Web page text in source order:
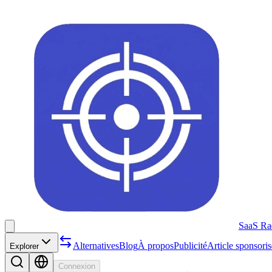
SaaS
Explorer AlternativesBlogÀ proposPublicitéArticle
Connexion